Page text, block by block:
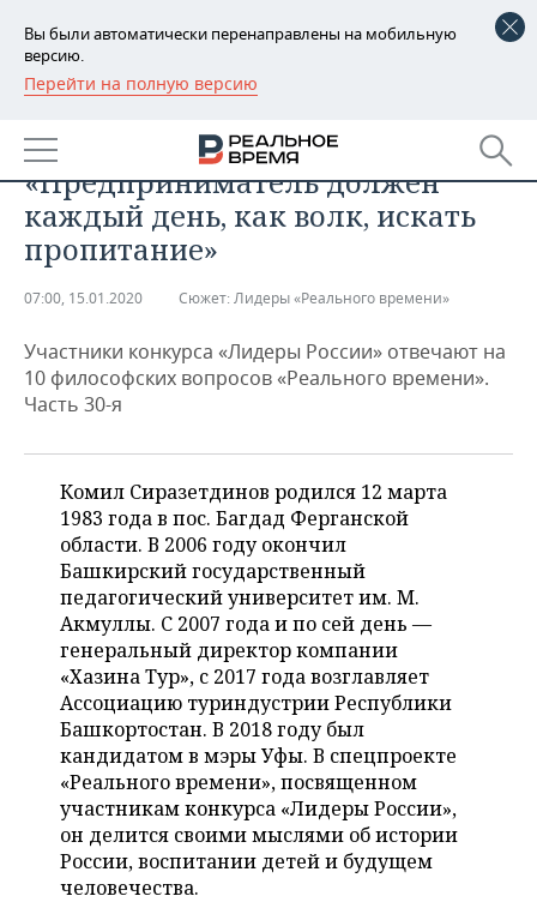
Вы были автоматически перенаправлены на мобильную
версию.
Перейти на полную версию
РЕГИОНЫ
БАШКОРТОСТАН
ТАТАРСТАН
УДМУРТИЯ
НОВОСТИ
АНАЛИТИКА
НОВОСТИ АНАЛИТИКИ
ДЕКЛАРАЦИИ О ДОХОДАХ
КОРОЛИ ГОСЗАКАЗА ПФО
ВУЗЫ ТАТАРСТАНА
ТОРГОВЫЕ ЦЕНТРЫ
ТАТАРСТАНА
ЭКОНОМИКА
НОВОСТИ ЭКОНОМИКИ
ФИНАНСЫ
БАНКИ
ИНВЕСТИЦИИ
ПРОМЫШЛЕННОСТЬ
НОВОСТИ
ПРОМЫШЛЕННОСТИ
МАШИНОСТРОЕНИЕ
НЕФТЕХИМИЯ
НЕФТЬ
ОПК
ЭНЕРГЕТИКА
НЕДВИЖИМОСТЬ
НОВОСТИ НЕДВИЖИМОСТИ
АВТО
НОВОСТИ БИЗНЕСА
РОЗНИЧНАЯ ТОРГОВЛЯ
ТРАНСПОРТ
УСЛУГИ
ТЕХНОЛОГИИ
НОВОСТИ ТЕХНОЛОГИЙ
МЕДИА
ТЕЛЕКОММУНИКАЦИИ
МЕРОПРИЯТИЯ
НОВОСТИ МЕРОПРИЯТИЙ
ВЫЕЗДНАЯ РЕДАКЦИЯ
БИЗНЕС-БРАНЧИ
ONLINE-КОНФЕРЕНЦИИ
ОТКРЫТАЯ ЛЕКЦИЯ
СПОРТ
НОВОСТИ СПОРТА
ФУТБОЛ
ХОККЕЙ
БАСКЕТБОЛ
ОБЩЕСТВО
НОВОСТИ ОБЩЕСТВА
ВЛАСТЬ
ИНФРАСТРУКТУРА
ФОТОГАЛЕРЕЯ
СЮЖЕТЫ
СПРАВОЧНИК
Комил Сиразетдинов:
«Предприниматель должен
каждый день, как волк, искать
пропитание»
07:00, 15.01.2020 Сюжет: Лидеры «Реального времени»
Участники конкурса «Лидеры России» отвечают на
10 философских вопросов «Реального времени».
Часть 30-я
Комил Сиразетдинов родился 12 марта
1983 года в пос. Багдад Ферганской
области. В 2006 году окончил
Башкирский государственный
педагогический университет им. М.
Акмуллы. С 2007 года и по сей день —
генеральный директор компании
«Хазина Тур», с 2017 года возглавляет
Ассоциацию туриндустрии Республики
Башкортостан. В 2018 году был
кандидатом в мэры Уфы. В спецпроекте
«Реального времени», посвященном
участникам конкурса «Лидеры России»,
он делится своими мыслями об истории
России, воспитании детей и будущем
человечества.